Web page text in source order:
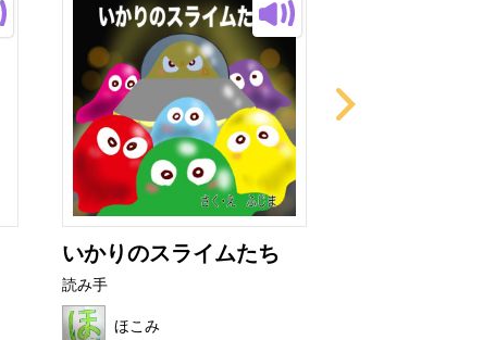
いかりのスライムたち
読み手
ほこみ